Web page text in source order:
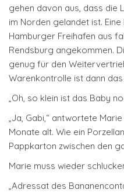
gehen davon aus, dass die
im Norden gelandet ist.
Hamburger Freihafen aus
Rendsburg angekommen.
genug für den
Warenkontrolle ist dann
„Oh, so klein ist das Baby
„Ja, Gabi,“ antwortete
Monate alt. Wie ein
Pappkarton zwischen den
Marie muss wieder
„Adressat des